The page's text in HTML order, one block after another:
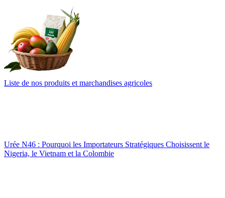
Liste de nos produits et marchandises agricoles
Urée N46 : Pourquoi les Importateurs Stratégiques Choisissent le
Nigeria, le Vietnam et la Colombie